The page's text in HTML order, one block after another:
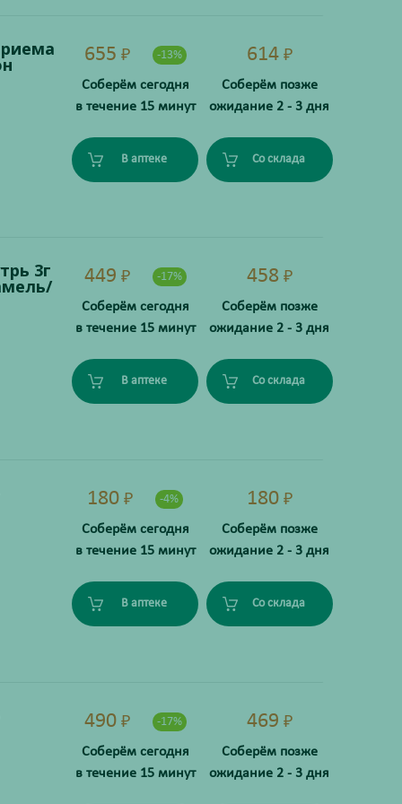
655 ₽ -13%
Соберём сегодня
в течение 15 минут
В аптеке
614 ₽
Соберём позже
ожидание 2 - 3 дня
Со склада
3г 449 ₽ -17%
Соберём сегодня
в течение 15 минут
В аптеке
458 ₽
Соберём позже
ожидание 2 - 3 дня
Со склада
180 ₽ -4%
Соберём сегодня
в течение 15 минут
В аптеке
180 ₽
Соберём позже
ожидание 2 - 3 дня
Со склада
490 ₽ -17%
Соберём сегодня
в течение 15 минут
469 ₽
Соберём позже
ожидание 2 - 3 дня